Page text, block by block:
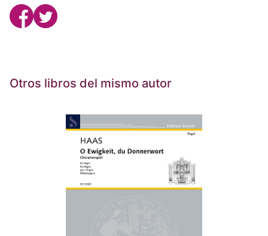
Otros libros del mismo autor